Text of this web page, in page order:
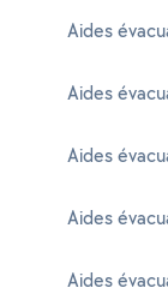
Aides
Aides
Aides
Aides
Aides